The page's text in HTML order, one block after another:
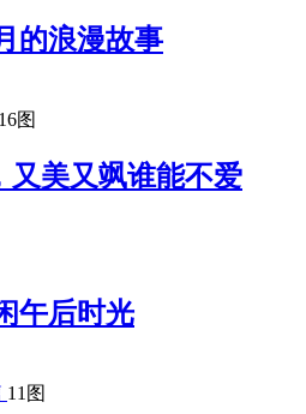
的浪漫故事
16图
又美又飒谁能不爱
午后时光
11图